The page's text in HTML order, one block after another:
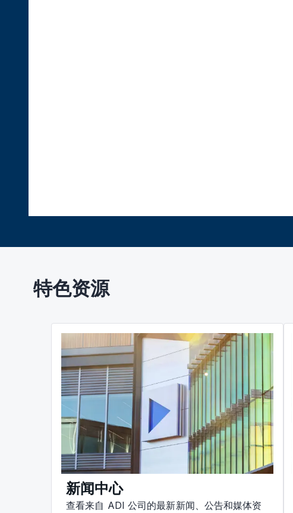
特色资源
新闻中心
查看来自 ADI 公司的最新新闻、公告和媒体资